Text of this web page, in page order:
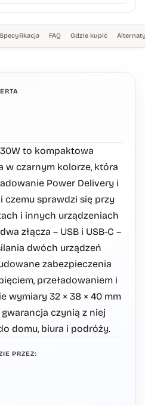
Specyfikacja FAQ Gdzie kupić
30W to kompaktowa
w czarnym kolorze, która
Power Delivery i
czemu sprawdzi się przy
i innych urządzeniach
złącza – USB i USB-C –
dwóch urządzeń
zabezpieczenia
przeładowaniem i
wymiary 32 × 38 × 40 mm
czynią z niej
domu, biura i podróży.
PRZEZ: